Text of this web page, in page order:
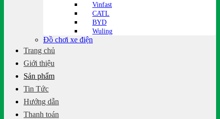
Vinfast
CATL
BYD
Wuling
Đồ chơi xe điện
Trang chủ
Giới thiệu
Sản phẩm
Tin Tức
Hướng dẫn
Thanh toán